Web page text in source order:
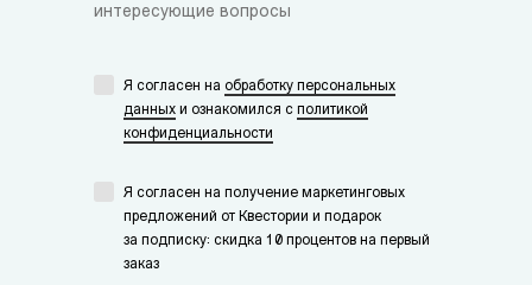
интересующие вопросы
Я согласен на обработку персональных
данных и ознакомился с политикой
конфиденциальности
Я согласен на получение маркетинговых
предложений от Квестории и подарок
за подписку: скидка 10 процентов на первый
заказ